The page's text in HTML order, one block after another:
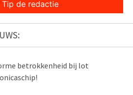
Tip de redactie
betrokkenheid bij lot